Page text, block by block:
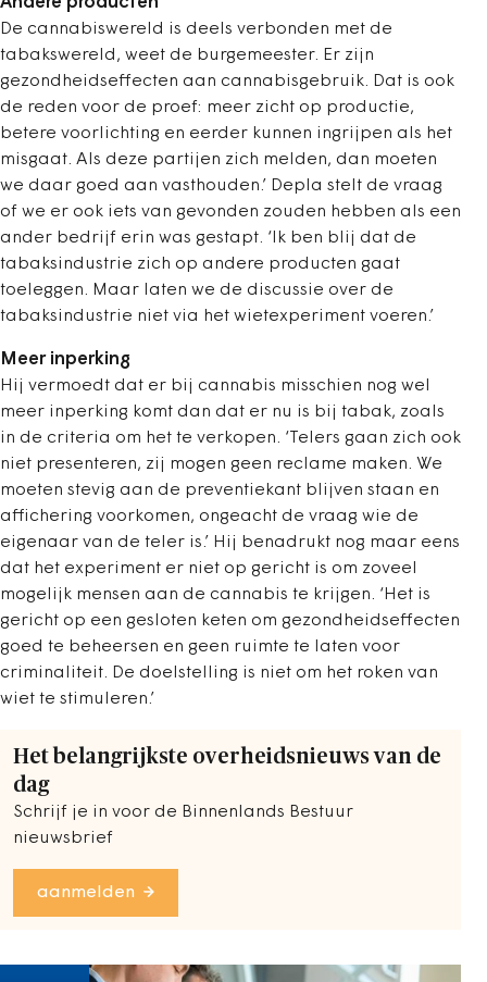
De cannabiswereld is deels verbonden met de
tabakswereld, weet de burgemeester. Er zijn
gezondheidseffecten aan cannabisgebruik. Dat is ook
de reden voor de proef: meer zicht op productie,
betere voorlichting en eerder kunnen ingrijpen als het
misgaat. Als deze partijen zich melden, dan moeten
we daar goed aan vasthouden.’ Depla stelt de vraag
of we er ook iets van gevonden zouden hebben als een
ander bedrijf erin was gestapt. ‘Ik ben blij dat de
tabaksindustrie zich op andere producten gaat
toeleggen. Maar laten we de discussie over de
tabaksindustrie niet via het wietexperiment voeren.’
Meer inperking
Hij vermoedt dat er bij cannabis misschien nog wel
meer inperking komt dan dat er nu is bij tabak, zoals
in de criteria om het te verkopen. ‘Telers gaan zich ook
niet presenteren, zij mogen geen reclame maken. We
moeten stevig aan de preventiekant blijven staan en
affichering voorkomen, ongeacht de vraag wie de
eigenaar van de teler is.’ Hij benadrukt nog maar eens
dat het experiment er niet op gericht is om zoveel
mogelijk mensen aan de cannabis te krijgen. ‘Het is
gericht op een gesloten keten om gezondheidseffecten
goed te beheersen en geen ruimte te laten voor
criminaliteit. De doelstelling is niet om het roken van
wiet te stimuleren.’
Het belangrijkste overheidsnieuws van de
dag
Schrijf je in voor de Binnenlands Bestuur
nieuwsbrief
aanmelden